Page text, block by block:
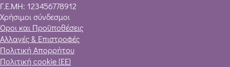
Χρήσιμοι σύνδεσμοι
Όροι και Προϋποθέσεις
Αλλαγές & Επιστροφές
Πολιτική Απορρήτου
Πολιτική cookie (ΕΕ)
Γ.Ε.ΜΗ: 123456778912